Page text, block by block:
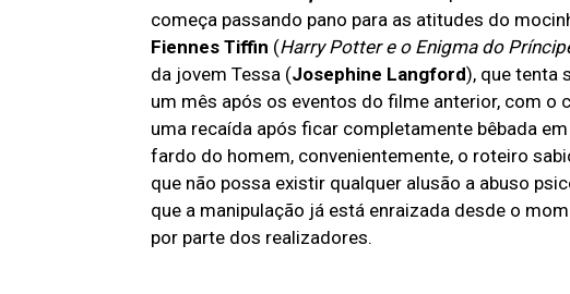
começa passando pano para as atitudes do
Fiennes Tiffin (Harry Potter e o Enigma do
da jovem Tessa (Josephine Langford), que tenta
um mês após os eventos do filme anterior, com o
uma recaída após ficar completamente bêbada
fardo do homem, convenientemente, o roteiro
que não possa existir qualquer alusão a abuso
que a manipulação já está enraizada desde o
por parte dos realizadores.